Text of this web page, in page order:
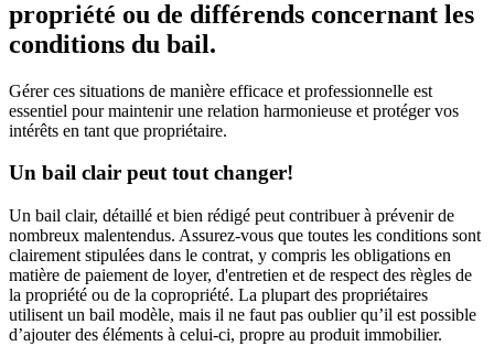
propriété ou de différends concernant les
conditions du bail.
Gérer ces situations de manière efficace et professionnelle est
essentiel pour maintenir une relation harmonieuse et protéger vos
intérêts en tant que propriétaire.
Un bail clair peut tout changer!
Un bail clair, détaillé et bien rédigé peut contribuer à prévenir de
nombreux malentendus. Assurez-vous que toutes les conditions sont
clairement stipulées dans le contrat, y compris les obligations en
matière de paiement de loyer, d'entretien et de respect des règles de
la propriété ou de la copropriété. La plupart des propriétaires
utilisent un bail modèle, mais il ne faut pas oublier qu’il est possible
d’ajouter des éléments à celui-ci, propre au produit immobilier.